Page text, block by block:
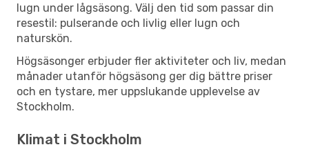
lugn under lågsäsong. Välj den tid som passar din
resestil: pulserande och livlig eller lugn och
naturskön.
Högsäsonger erbjuder fler aktiviteter och liv, medan
månader utanför högsäsong ger dig bättre priser
och en tystare, mer uppslukande upplevelse av
Stockholm.
Klimat i Stockholm